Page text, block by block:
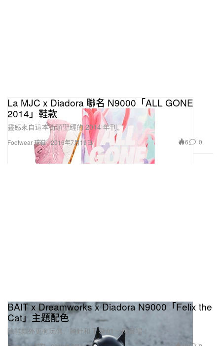
Footwear 球鞋
La MJC x Diadora 聯名 N9000「ALL GONE
2014」鞋款
靈感來自這本街頭聖經的 2014 年刊。
2016年7月19日 6 0
BAIT x Dreamworks x Diadora N9000「Felix the
Cat」主題配色
除鞋款外更有玩偶、胸針和 T-Shirt 一同登場！